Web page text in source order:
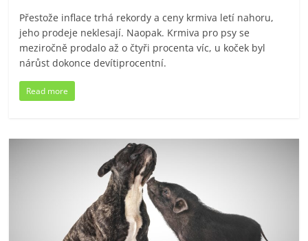
Přestože inflace trhá rekordy a ceny krmiva letí nahoru,
jeho prodeje neklesají. Naopak. Krmiva pro psy se
meziročně prodalo až o čtyři procenta víc, u koček byl
nárůst dokonce devítiprocentní.
Read more